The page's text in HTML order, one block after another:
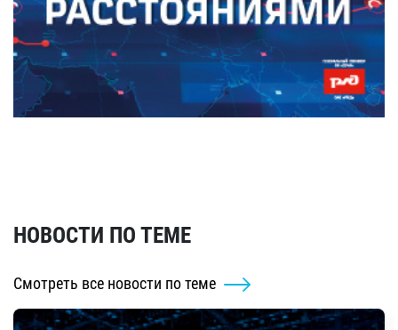
НОВОСТИ ПО ТЕМЕ
Смотреть все новости по теме